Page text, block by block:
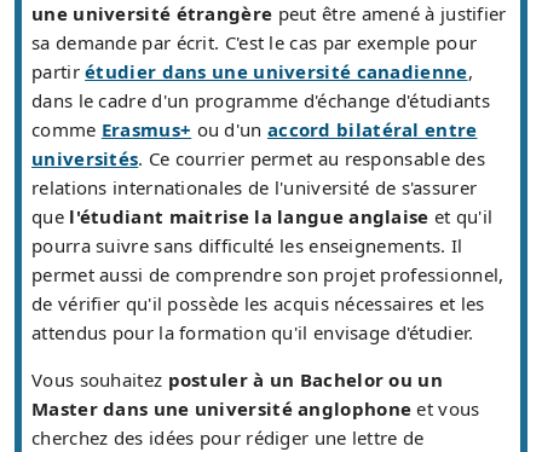
une université étrangère peut être amené à justifier
sa demande par écrit. C'est le cas par exemple pour
partirétudier dans une université canadienne,
dans le cadre d'un programme d'échange d'étudiants
comme Erasmus+ ou d'un accord bilatéral entre
universités. Ce courrier permet au responsable des
relations internationales de l'université de s'assurer
que l'étudiant maitrise la langue anglaise et qu'il
pourra suivre sans difficulté les enseignements. Il
permet aussi de comprendre son projet professionnel,
de vérifier qu'il possède les acquis nécessaires et les
attendus pour la formation qu'il envisage d'étudier.
Vous souhaitez postuler à un Bachelor ou un
Master dans une université anglophone et vous
cherchez des idées pour rédiger une lettre de